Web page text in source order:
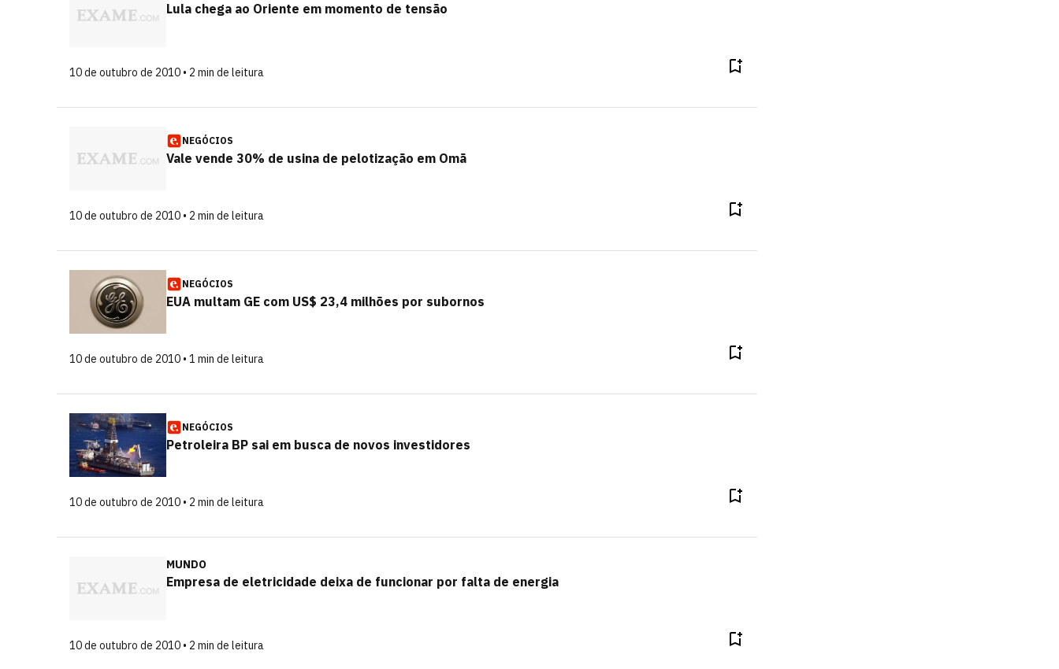
Lula chega ao Oriente em momento de tensão
10 de outubro de 2010 • 2 min de leitura
NEGÓCIOS
Vale vende 30% de usina de pelotização em Omã
10 de outubro de 2010 • 2 min de leitura
NEGÓCIOS
EUA multam GE com US$ 23,4 milhões por subornos
10 de outubro de 2010 • 1 min de leitura
NEGÓCIOS
Petroleira BP sai em busca de novos investidores
10 de outubro de 2010 • 2 min de leitura
MUNDO
Empresa de eletricidade deixa de funcionar por falta de energia
10 de outubro de 2010 • 2 min de leitura